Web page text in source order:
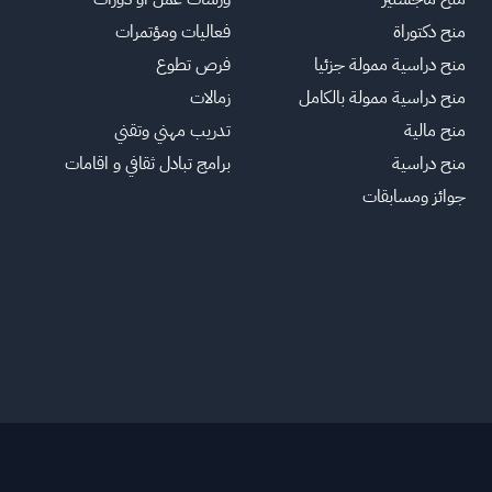
منح دكتوراة
منح دراسية ممولة جزئيا
منح دراسية ممولة بالكامل
منح مالية
منح دراسية
جوائز ومسابقات
فعاليات ومؤتمرات
فرص تطوع
زمالات
تدريب مهني وتقني
برامج تبادل ثقافي و اقامات